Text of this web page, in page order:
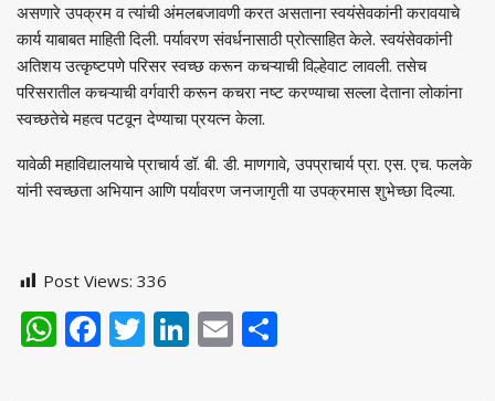
असणारे उपक्रम व त्यांची अंमलबजावणी करत असताना स्वयंसेवकांनी करावयाचे
कार्य याबाबत माहिती दिली. पर्यावरण संवर्धनासाठी प्रोत्साहित केले. स्वयंसेवकांनी
अतिशय उत्कृष्टपणे परिसर स्वच्छ करून कचऱ्याची विल्हेवाट लावली. तसेच
परिसरातील कचऱ्याची वर्गवारी करून कचरा नष्ट करण्याचा सल्ला देताना लोकांना
स्वच्छतेचे महत्व पटवून देण्याचा प्रयत्न केला.
यावेळी महाविद्यालयाचे प्राचार्य डॉ. बी. डी. माणगावे, उपप्राचार्य प्रा. एस. एच. फलके
यांनी स्वच्छता अभियान आणि पर्यावरण जनजागृती या उपक्रमास शुभेच्छा दिल्या.
Post Views: 336
WhatsApp
Facebook
Twitter
LinkedIn
Email